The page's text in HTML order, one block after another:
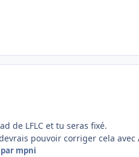
de LFLC et tu seras fixé.
pouvoir corriger cela avec
par mpni